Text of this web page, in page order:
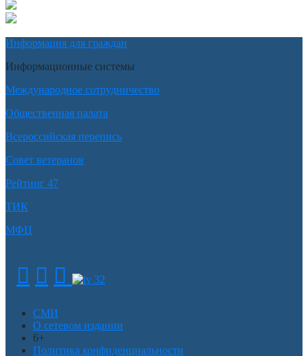
Информация для граждан
Информационные системы
Международное сотрудничество
Общественная палата
Всероссийская перепись
Совет ветеранов
Рейтинг 47
ТИК
МФЦ
СМИ
О сетевом издании
6+
Политика конфиденциальности